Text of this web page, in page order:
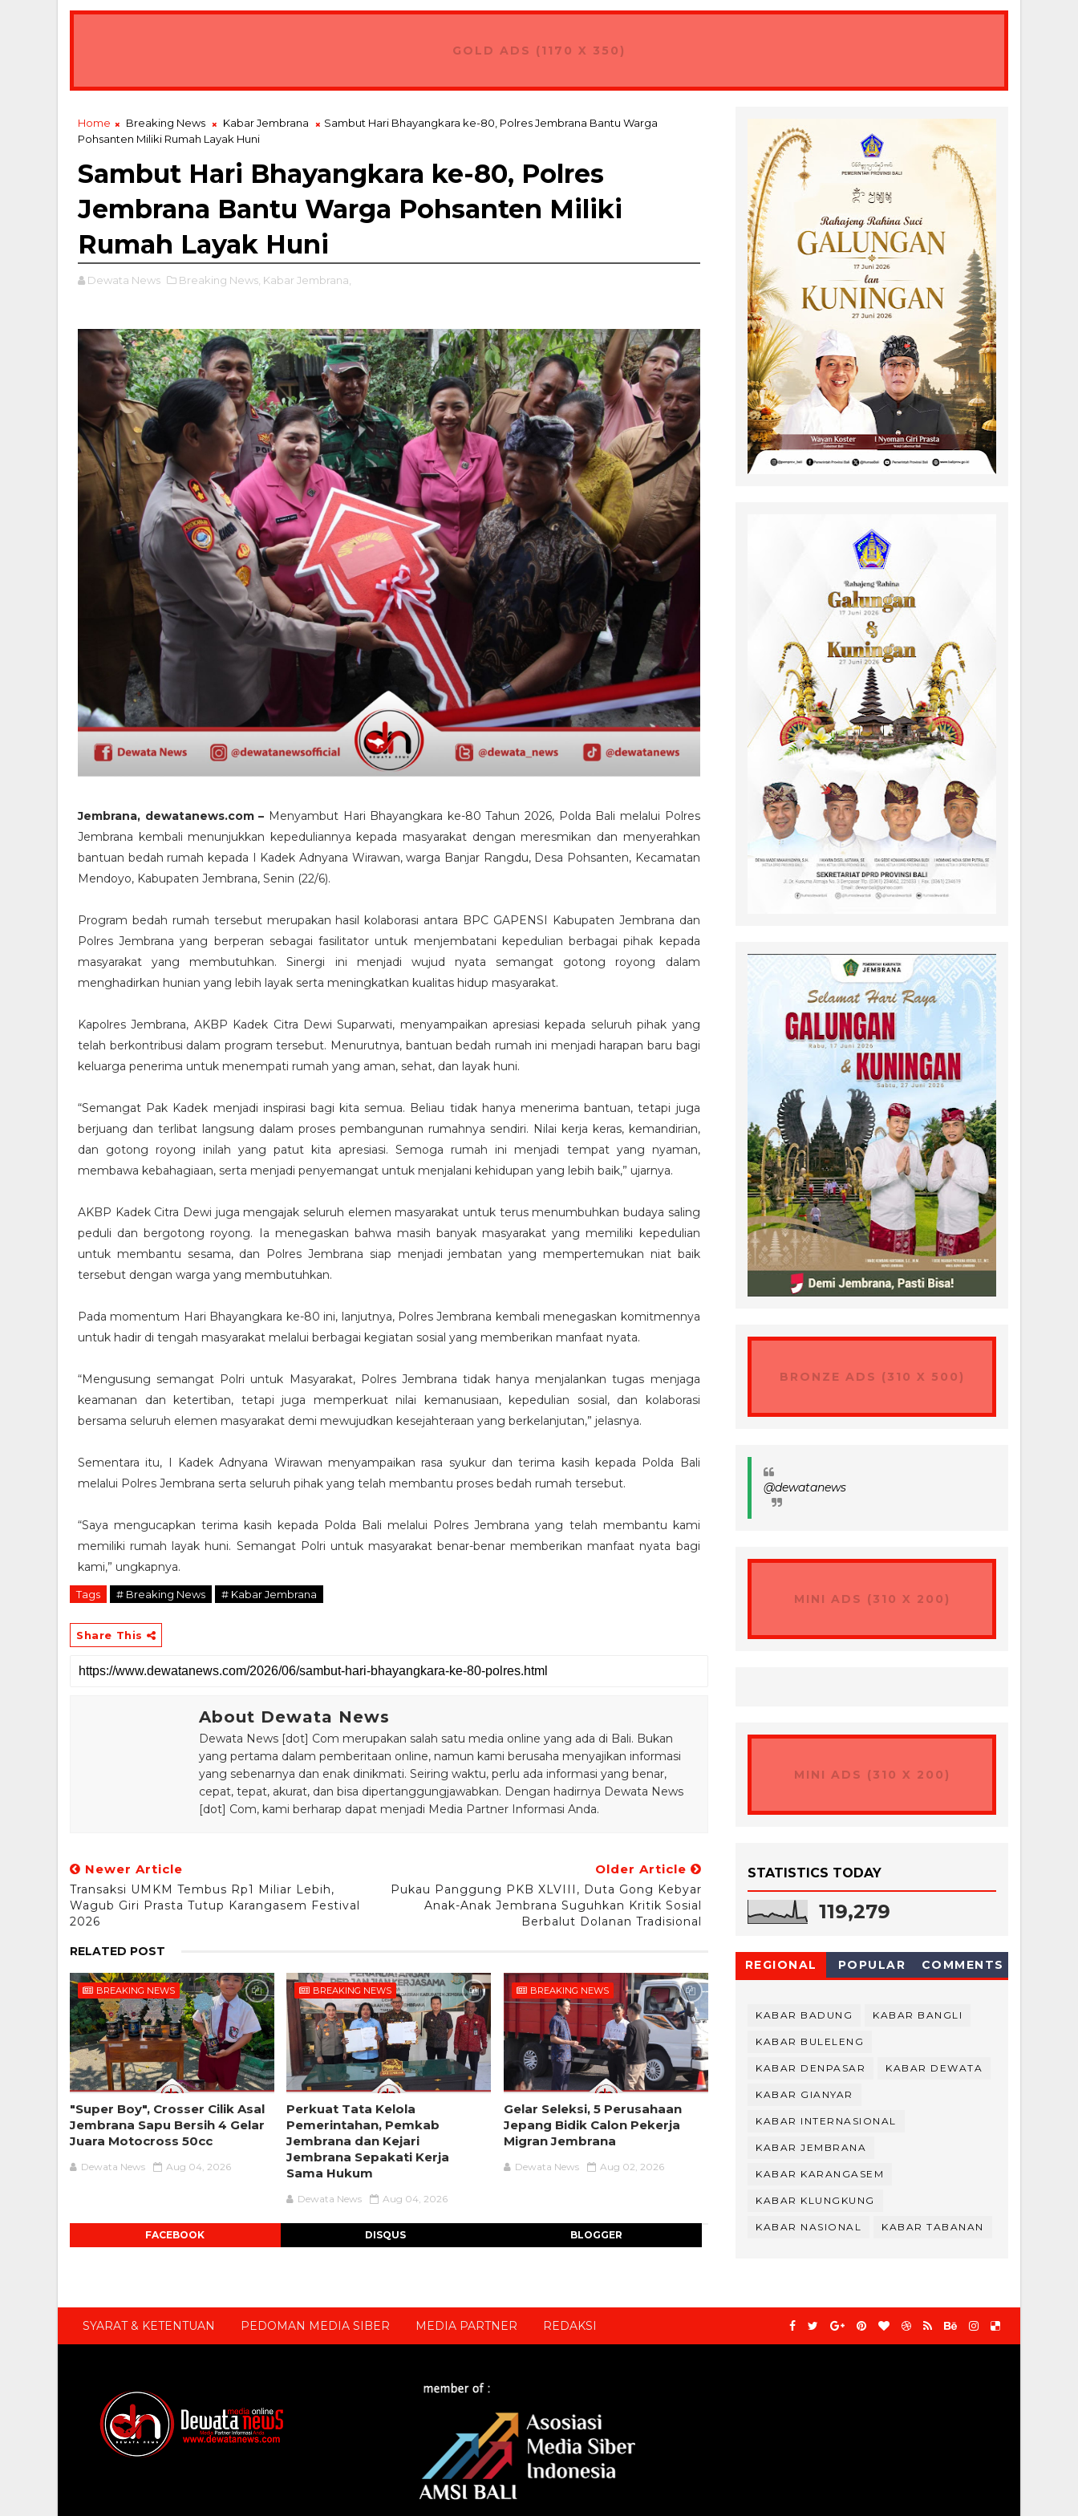
GOLD ADS (1170 X 350)
Home Breaking News Kabar Jembrana
Sambut Hari Bhayangkara ke-80, Polres Jembrana Bantu Warga
Pohsanten Miliki Rumah Layak Huni
Sambut Hari Bhayangkara ke-80, Polres
Jembrana Bantu Warga Pohsanten Miliki
Rumah Layak Huni
Dewata News Breaking News, Kabar Jembrana,
Jembrana, dewatanews.com – Menyambut Hari Bhayangkara ke-80 Tahun 2026, Polda Bali melalui Polres
Jembrana kembali menunjukkan kepeduliannya kepada masyarakat dengan meresmikan dan menyerahkan
bantuan bedah rumah kepada I Kadek Adnyana Wirawan, warga Banjar Rangdu, Desa Pohsanten, Kecamatan
Mendoyo, Kabupaten Jembrana, Senin (22/6).
Program bedah rumah tersebut merupakan hasil kolaborasi antara BPC GAPENSI Kabupaten Jembrana dan
Polres Jembrana yang berperan sebagai fasilitator untuk menjembatani kepedulian berbagai pihak kepada
masyarakat yang membutuhkan. Sinergi ini menjadi wujud nyata semangat gotong royong dalam
menghadirkan hunian yang lebih layak serta meningkatkan kualitas hidup masyarakat.
Kapolres Jembrana, AKBP Kadek Citra Dewi Suparwati, menyampaikan apresiasi kepada seluruh pihak yang
telah berkontribusi dalam program tersebut. Menurutnya, bantuan bedah rumah ini menjadi harapan baru bagi
keluarga penerima untuk menempati rumah yang aman, sehat, dan layak huni.
“Semangat Pak Kadek menjadi inspirasi bagi kita semua. Beliau tidak hanya menerima bantuan, tetapi juga
berjuang dan terlibat langsung dalam proses pembangunan rumahnya sendiri. Nilai kerja keras, kemandirian,
dan gotong royong inilah yang patut kita apresiasi. Semoga rumah ini menjadi tempat yang nyaman,
membawa kebahagiaan, serta menjadi penyemangat untuk menjalani kehidupan yang lebih baik,” ujarnya.
AKBP Kadek Citra Dewi juga mengajak seluruh elemen masyarakat untuk terus menumbuhkan budaya saling
peduli dan bergotong royong. Ia menegaskan bahwa masih banyak masyarakat yang memiliki kepedulian
untuk membantu sesama, dan Polres Jembrana siap menjadi jembatan yang mempertemukan niat baik
tersebut dengan warga yang membutuhkan.
Pada momentum Hari Bhayangkara ke-80 ini, lanjutnya, Polres Jembrana kembali menegaskan komitmennya
untuk hadir di tengah masyarakat melalui berbagai kegiatan sosial yang memberikan manfaat nyata.
“Mengusung semangat Polri untuk Masyarakat, Polres Jembrana tidak hanya menjalankan tugas menjaga
keamanan dan ketertiban, tetapi juga memperkuat nilai kemanusiaan, kepedulian sosial, dan kolaborasi
bersama seluruh elemen masyarakat demi mewujudkan kesejahteraan yang berkelanjutan,” jelasnya.
Sementara itu, I Kadek Adnyana Wirawan menyampaikan rasa syukur dan terima kasih kepada Polda Bali
melalui Polres Jembrana serta seluruh pihak yang telah membantu proses bedah rumah tersebut.
“Saya mengucapkan terima kasih kepada Polda Bali melalui Polres Jembrana yang telah membantu kami
memiliki rumah layak huni. Semangat Polri untuk masyarakat benar-benar memberikan manfaat nyata bagi
kami,” ungkapnya.
Tags # Breaking News # Kabar Jembrana
Share This
About Dewata News
Dewata News [dot] Com merupakan salah satu media online yang ada di Bali. Bukan
yang pertama dalam pemberitaan online, namun kami berusaha menyajikan informasi
yang sebenarnya dan enak dinikmati. Seiring waktu, perlu ada informasi yang benar,
cepat, tepat, akurat, dan bisa dipertanggungjawabkan. Dengan hadirnya Dewata News
[dot] Com, kami berharap dapat menjadi Media Partner Informasi Anda.
Newer Article
Transaksi UMKM Tembus Rp1 Miliar Lebih,
Wagub Giri Prasta Tutup Karangasem Festival
2026
Older Article
Pukau Panggung PKB XLVIII, Duta Gong Kebyar
Anak-Anak Jembrana Suguhkan Kritik Sosial
Berbalut Dolanan Tradisional
RELATED POST
BREAKING NEWS
"Super Boy", Crosser Cilik Asal
Jembrana Sapu Bersih 4 Gelar
Juara Motocross 50cc
Dewata News Aug 04, 2026
BREAKING NEWS
Perkuat Tata Kelola
Pemerintahan, Pemkab
Jembrana dan Kejari
Jembrana Sepakati Kerja
Sama Hukum
Dewata News Aug 04, 2026
BREAKING NEWS
Gelar Seleksi, 5 Perusahaan
Jepang Bidik Calon Pekerja
Migran Jembrana
Dewata News Aug 02, 2026
FACEBOOK DISQUS BLOGGER
BRONZE ADS (310 X 500)
@dewatanews
MINI ADS (310 X 200)
MINI ADS (310 X 200)
STATISTICS TODAY
119,279
REGIONAL POPULAR COMMENTS
KABAR BADUNG KABAR BANGLI
KABAR BULELENG
KABAR DENPASAR KABAR DEWATA
KABAR GIANYAR
KABAR INTERNASIONAL
KABAR JEMBRANA
KABAR KARANGASEM
KABAR KLUNGKUNG
KABAR NASIONAL KABAR TABANAN
SYARAT & KETENTUAN PEDOMAN MEDIA SIBER MEDIA PARTNER REDAKSI